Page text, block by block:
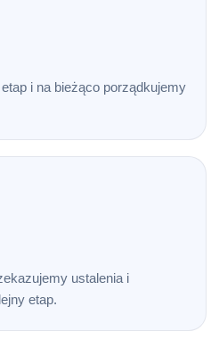
i na bieżąco porządkujemy
ustalenia i
etap.